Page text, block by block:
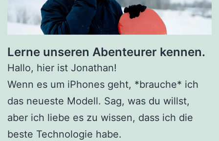
Lerne unseren Abenteurer kennen.
Hallo, hier ist Jonathan!
Wenn es um iPhones geht, *brauche* ich
das neueste Modell. Sag, was du willst,
aber ich liebe es zu wissen, dass ich die
beste Technologie habe.